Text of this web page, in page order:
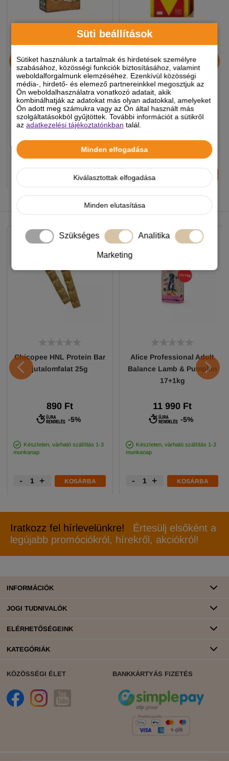
Süti beállítások
Sütiket használunk a tartalmak és hirdetések személyre
szabásához, közösségi funkciók biztosításához, valamint
weboldalforgalmunk elemzéséhez. Ezenkívül közösségi
média-, hirdető- és elemező partnereinkkel megosztjuk az
Ön weboldalhasználatra vonatkozó adatait, akik
kombinálhatják az adatokat más olyan adatokkal, amelyeket
Ön adott meg számukra vagy az Ön által használt más
szolgáltatásokból gyűjtöttek. További információt a sütikről
azadatkezelési tájékoztatónkban talál.
Minden elfogadása
Kiválasztottak elfogadása
Minden elutasítása
Szükséges Analitika
Marketing
Breeder (Adult Active)
12kg
12 740Ft
14 990 Ft
-5%
munkanap
KOSÁRBA
28,5/21,5 15kg
22 290 Ft
-5%
munkanap
- +
NEKED AJÁNLJUK
Chicopee HNL Protein Bar
jutalomfalat 25g
890 Ft
-5%
Készleten, várható szállítás 1-3
munkanap
- + KOSÁRBA
Alice Professional Adult
Balance Lamb & Pumpkin
17+1kg
11 990 Ft
-5%
Készleten, várható szállítás 1-3
munkanap
- + KOSÁRBA
Iratkozz fel hírlevelünkre!
Értesülj elsőként a
legújabb promóciókról, hírekről, akciókról!
INFORMÁCIÓK
JOGI TUDNIVALÓK
ELÉRHETŐSÉGEINK
KATEGÓRIÁK
KÖZÖSSÉGI ÉLET BANKKÁRTYÁS FIZETÉS